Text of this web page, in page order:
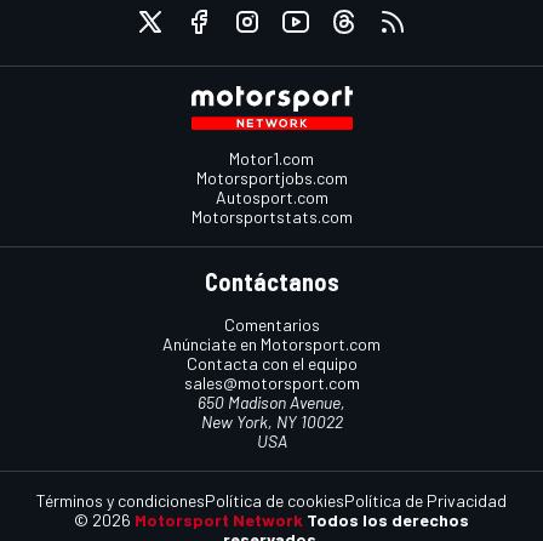
Motor1.com
Motorsportjobs.com
Autosport.com
Motorsportstats.com
Contáctanos
Comentarios
Anúnciate en Motorsport.com
Contacta con el equipo
sales@motorsport.com
650 Madison Avenue,
New York, NY 10022
USA
© 2026 Motorsport Network Todos los derechos
Términos y condicionesPolítica de cookiesPolítica de Privacidad